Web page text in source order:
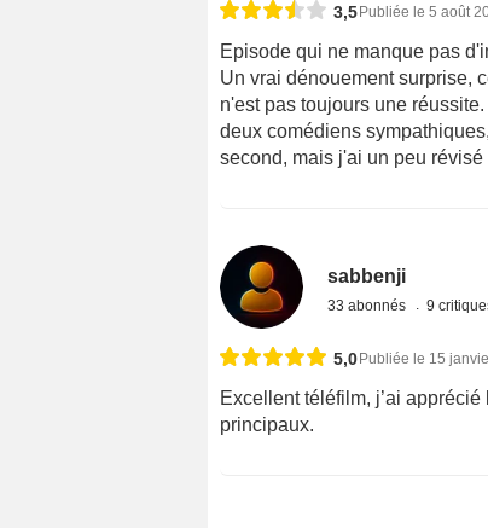
3,5 Publiée le 5 août
Episode qui ne manque pas
Un vrai dénouement surprise,
n'est pas toujours une
deux comédiens
second, mais j'ai un peu
sabbenji
33 abonnés 9
5,0 Publiée le 15
Excellent téléfilm, j’ai
principaux.